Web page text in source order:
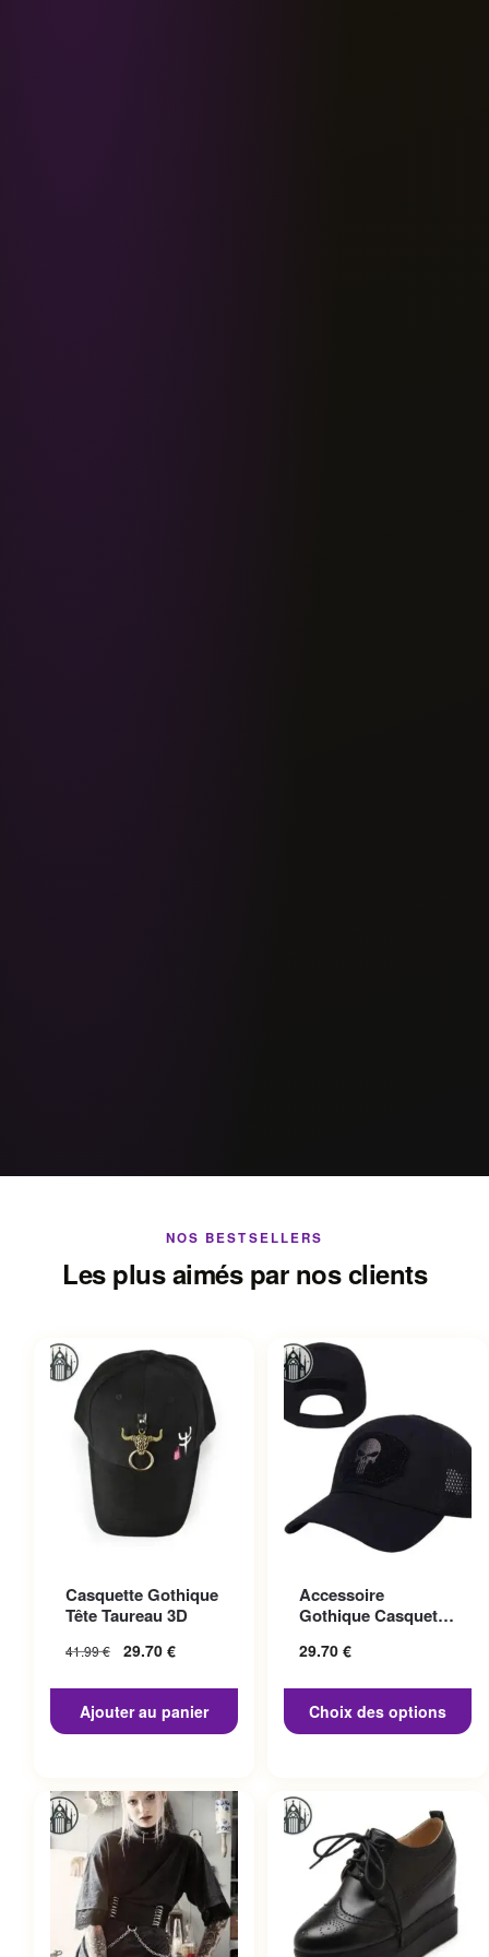
NOS BESTSELLERS
Les plus aimés par nos clients
Casquette Gothique
Tête Taureau 3D
41.99€ 29.70 €
Ajouter au panier
Accessoire
Gothique Casquette
29.70 €
Choix des options
variations. Les options
peuvent être choisies sur la
page du produit